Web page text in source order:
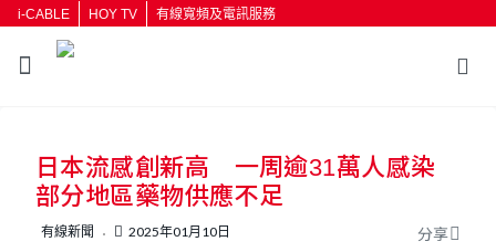
i-CABLE HOY TV 有線寬頻及電訊服務
日本流感創新高 一周逾31萬人感染
部分地區藥物供應不足
有線新聞 2025年01月10日 分享